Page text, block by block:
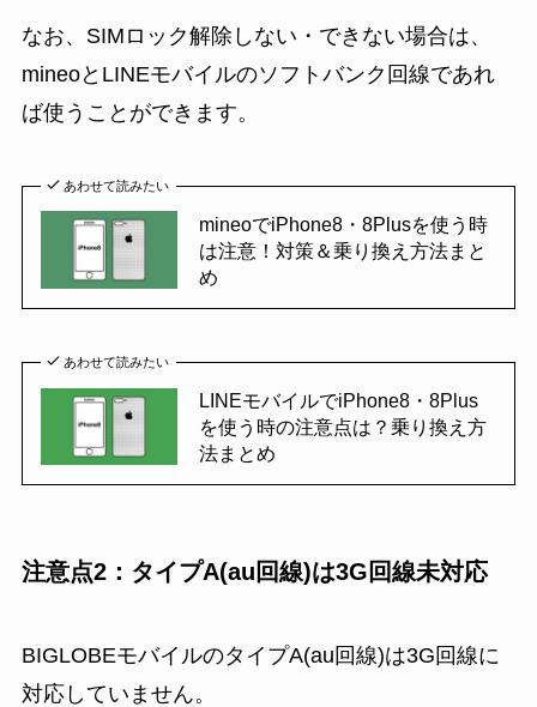
なお、SIMロック解除しない・できない場合は、
mineoと LINEモバイルのソフトバンク回線であれ
ば使うことができます。
あわせて読みたい
mineoでiPhone8・8Plusを使う時
は注意！対策＆乗り換え方法まと
め
あわせて読みたい
LINEモバイルでiPhone8・8Plus
を使う時の注意点は？乗り換え方
法まとめ
注意点2：タイプA(au回線)は3G回線未対応
BIGLOBEモバイルのタイプA(au回線)は3G回線に
対応していません。